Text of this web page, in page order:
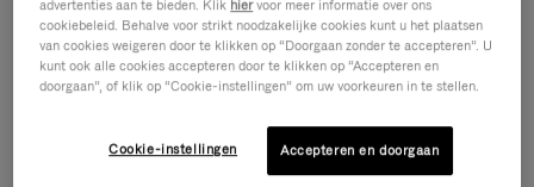
advertenties aan te bieden. Klik hiervoor meer informatie over ons
cookiebeleid. Behalve voor strikt noodzakelijke cookies kunt u het plaatsen
van cookies weigeren door te klikken op “Doorgaan zonder te accepteren”. U
kunt ook alle cookies accepteren door te klikken op “Accepteren en
doorgaan”, of klik op “Cookie-instellingen” om uw voorkeuren in te stellen.
Cookie-instellingen Accepteren en doorgaan